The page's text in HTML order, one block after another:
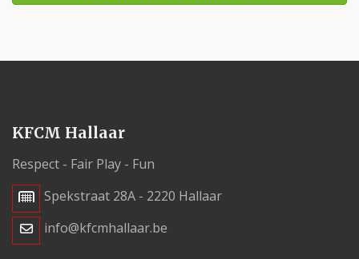
KFCM Hallaar
Respect - Fair Play - Fun
Spekstraat 28A - 2220 Hallaar
info@kfcmhallaar.be